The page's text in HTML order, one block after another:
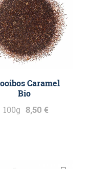
Caramel
Bio
100g 8,50 €